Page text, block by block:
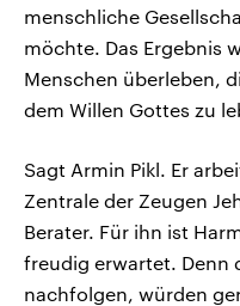
menschliche
möchte. Das Ergebnis
Menschen überleben,
dem Willen Gottes zu
Sagt Armin Pikl. Er
Zentrale der Zeugen
Berater. Für ihn ist
freudig erwartet. Denn
nachfolgen, würden